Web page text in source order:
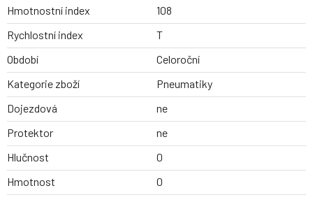
Hmotnostní index
108
Rychlostní index
T
Období
Celoroční
Kategorie zboží
Pneumatiky
Dojezdová
ne
Protektor
ne
Hlučnost
0
Hmotnost
0